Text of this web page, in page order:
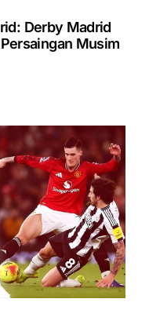
Derby Madrid
Musim